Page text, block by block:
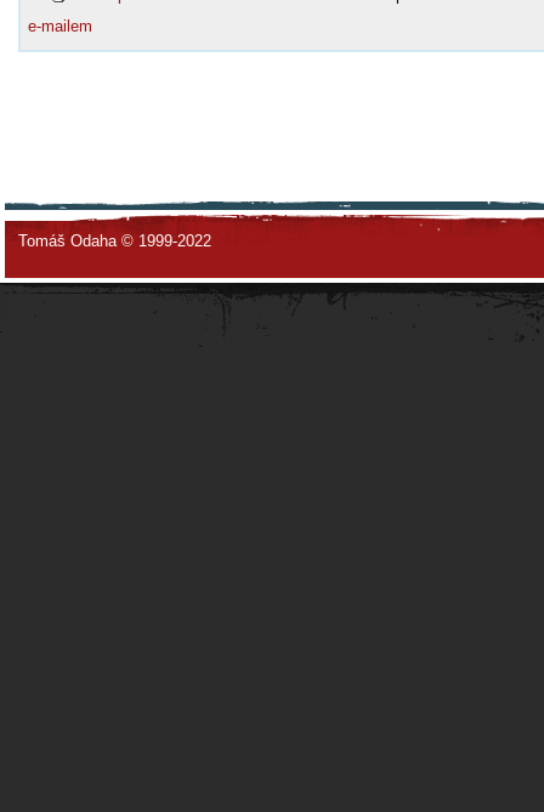
e-mailem
Tomáš Odaha © 1999-2022